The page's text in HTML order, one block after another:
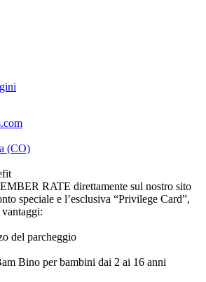
(CO)
RATE direttamente sul nostro sito
speciale e l’esclusiva “Privilege Card”,
del parcheggio
Bino per bambini dai 2 ai 16 anni